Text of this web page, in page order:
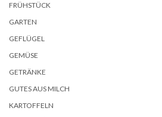
FRÜHSTÜCK
GARTEN
GEFLÜGEL
GEMÜSE
GETRÄNKE
GUTES AUS MILCH
KARTOFFELN